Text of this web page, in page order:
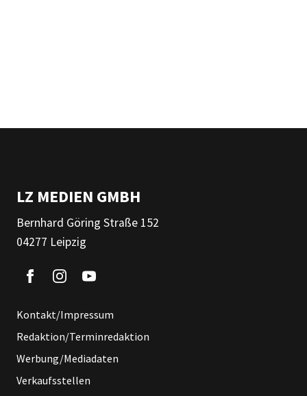
LZ MEDIEN GMBH
Bernhard Göring Straße 152
04277 Leipzig
Kontakt/Impressum
Redaktion/Terminredaktion
Werbung/Mediadaten
Verkaufsstellen